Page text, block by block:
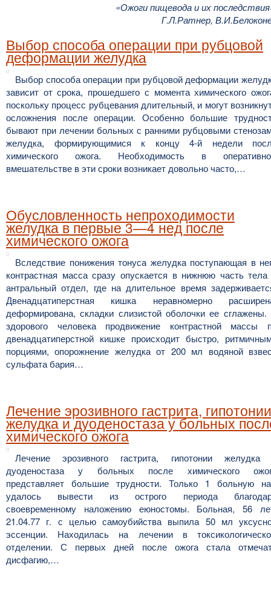
«Ожоги пищевода и их
Г.Л.Ратнер,
Выбор способа операции при рубцовой
деформации желудка
Выбор способа операции при рубцовой деформации
зависит от срока, прошедшего с момента химического
поскольку процесс рубцевания длительный, и могут
осложнения после операции. Особенно большие
бывают при лечении больных с ранними рубцовыми
желудка, формирующимися к концу 4-й недели
химического ожога. Необходимость в
вмешательстве в эти сроки возникает довольно часто,…
Обусловленность непроходимости
желудка в первые 3—4 нед после
химического ожога
Вследствие понижения тонуса желудка поступающая в
контрастная масса сразу опускается в нижнюю часть
антральный отдел, где на длительное время
Двенадцатиперстная кишка неравномерно
деформирована, складки слизистой оболочки ее
здорового человека продвижение контрастной массы
двенадцатиперстной кишке происходит быстро,
порциями, опорожнение желудка от 200 мл водяной
сульфата бария…
Лечение эрозивного гастрита, гипотонии
желудка и дуоденостаза у больных
химического ожога
Лечение эрозивного гастрита, гипотонии желудка
дуоденостаза у больных после химического
представляет большие трудности. Только 1 больную
удалось вывести из острого периода
своевременному наложению еюностомы. Больная, 56
21.04.77 г. с целью самоубийства выпила 50 мл
эссенции. Находилась на лечении в
отделении. С первых дней после ожога стала
дисфагию,…